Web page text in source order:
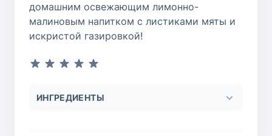
домашним освежающим лимонно-
малиновым напитком с листиками мяты и
искристой газировкой!
ИНГРЕДИЕНТЫ